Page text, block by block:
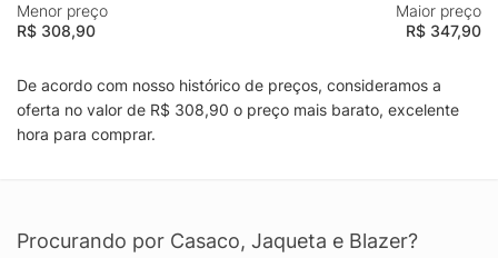
Menor preço
R$ 308,90
Maior preço
R$ 347,90
De acordo com nosso histórico de preços, consideramos a
oferta no valor de R$ 308,90 o preço mais barato, excelente
hora para comprar.
Procurando por Casaco, Jaqueta e Blazer?